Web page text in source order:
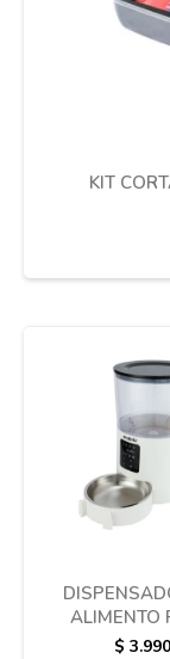
KIT
ALIMENTO
MASCOTAS
$ 3.990
Aire libre y
Lavado y
Termotanques